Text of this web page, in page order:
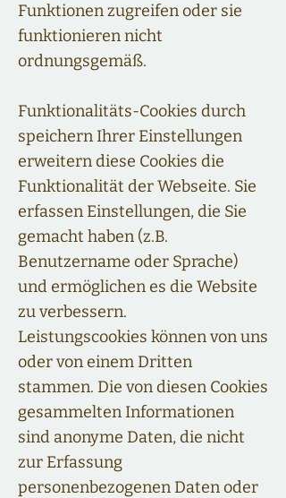
Funktionen zugreifen oder sie
funktionieren nicht
ordnungsgemäß.
Funktionalitäts-Cookies durch
speichern Ihrer Einstellungen
erweitern diese Cookies die
Funktionalität der Webseite. Sie
erfassen Einstellungen, die Sie
gemacht haben (z.B.
Benutzername oder Sprache)
und ermöglichen es die Website
zu verbessern.
Leistungscookies können von uns
oder von einem Dritten
stammen. Die von diesen Cookies
gesammelten Informationen
sind anonyme Daten, die nicht
zur Erfassung
personenbezogenen Daten oder